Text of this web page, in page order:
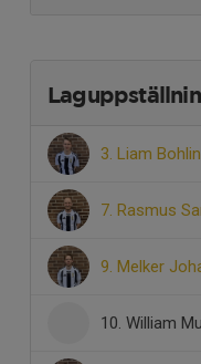
3. Liam Bohlin
7. Rasmus
9. Melker
10. William